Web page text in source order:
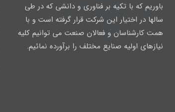
باوریم که با تکیه بر فناوری و دانشی که در طی
سالها در اختیار این شرکت قرار گرفته است و با
همت کارشناسان و فعالان صنعت می توانیم کلیه
نیازهای اولیه صنایع مختلف را برآورده نمائیم.